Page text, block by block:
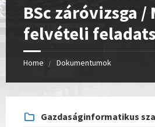
BSc záróvizsga /
felvételi
Home Dokumentumok
Gazdaságinformatikus